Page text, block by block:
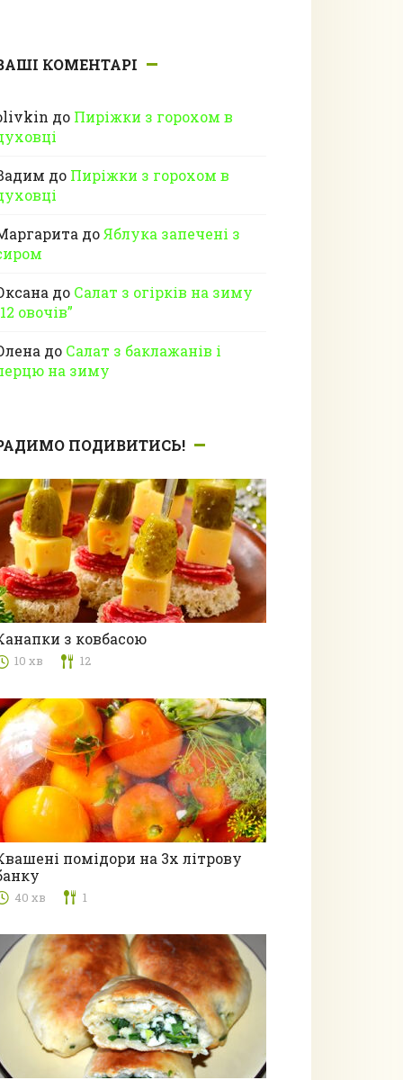
КОМЕНТАРІ
до Пиріжки з горохом в
до Пиріжки з горохом в
доЯблука запечені з
до Салат з огірків на зиму
овочів”
до Салат з баклажанів і
на зиму
ПОДИВИТИСЬ!
з м’ясом та субпродуктами
з ковбасою
10 хв 12
Консервація
помідори на 3х літрову
40 хв 1